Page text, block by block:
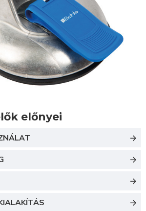
előnyei